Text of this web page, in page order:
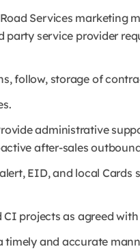
Services marketing
party service provider
follow, storage of
administrative
after-sales
EID, and local Cards
projects as agreed with
timely and accurate